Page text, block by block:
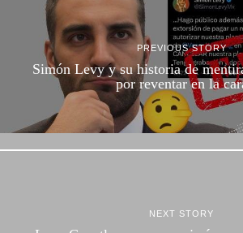
PREVIOUS STORY
Simón Levy y su historia de
por reventar en la
NEXT STORY